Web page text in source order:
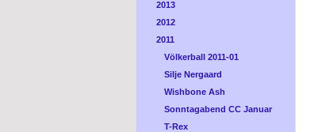
2013
2012
2011
Völkerball 2011-01
Silje Nergaard
Wishbone Ash
Sonntagabend CC Januar
T-Rex